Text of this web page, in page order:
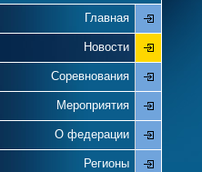
Главная
Новости
Соревнования
Мероприятия
О федерации
Регионы